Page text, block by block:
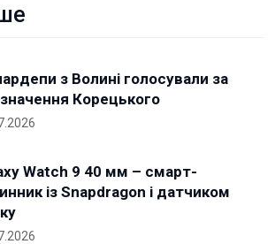
з Волині голосували за
Корецького
Watch 9 40 мм – смарт-
із Snapdragon і датчиком